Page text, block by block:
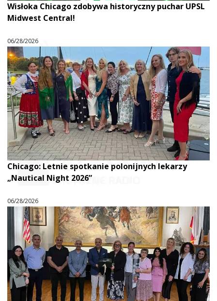
Wisłoka Chicago zdobywa historyczny puchar UPSL
Midwest Central!
06/28/2026
Chicago: Letnie spotkanie polonijnych lekarzy
„Nautical Night 2026”
06/28/2026